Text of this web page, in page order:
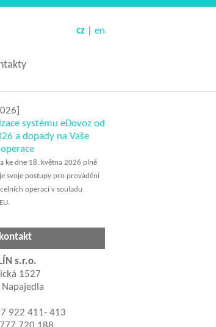
en
cz
systému eDovoz od
a dopady na Vaše
ke dne 18. května 2026 plně
svoje postupy pro provádění
operací v souladu
s.r.o.
1527
922 411- 413